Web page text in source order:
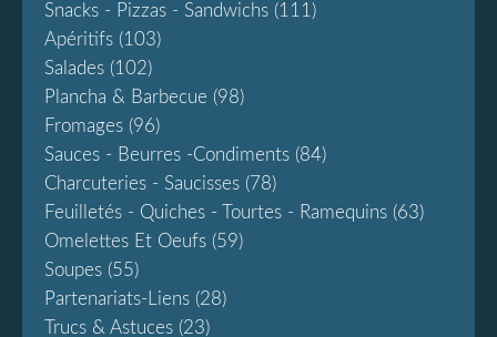
Snacks - Pizzas - Sandwichs (111)
Apéritifs (103)
Salades (102)
Plancha & Barbecue (98)
Fromages (96)
Sauces - Beurres -condiments (84)
Charcuteries - Saucisses (78)
Feuilletés - Quiches - Tourtes - Ramequins (63)
Omelettes Et Oeufs (59)
Soupes (55)
Partenariats-Liens (28)
Trucs & Astuces (23)